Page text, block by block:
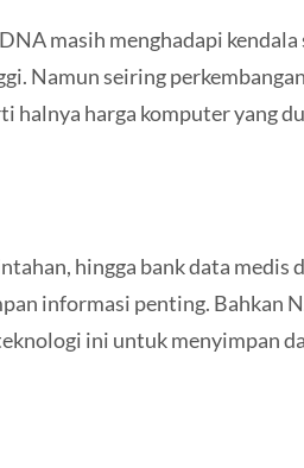
masih menghadapi
Namun seiring
halnya harga komputer yang
hingga bank data medis
informasi penting. Bahkan
ini untuk menyimpan